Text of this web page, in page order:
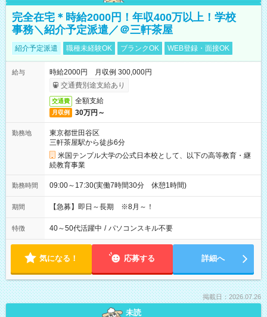
完全在宅＊時給2000円！年収400万以上！学校
事務＼紹介予定派遣／＠三軒茶屋
紹介予定派遣 職種未経験OK ブランクOK WEB登録・面接OK
給与
時給2000円 月収例 300,000円
交通費別途支給あり
交通費 全額支給
月収例 30万円～
勤務地
東京都世田谷区
三軒茶屋駅から徒歩6分
米国テンプル大学の公式日本校として、以下の高等教育・継
続教育事業
勤務時間 09:00～17:30(実働7時間30分 休憩1時間)
期間 【急募】即日～長期 ※8月～！
特徴 40～50代活躍中 / パソコンスキル不要
気になる！ 応募する 詳細へ
掲載日：2026.07.26
未読